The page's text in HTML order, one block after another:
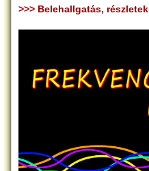
>>> Belehallgatás, részletek